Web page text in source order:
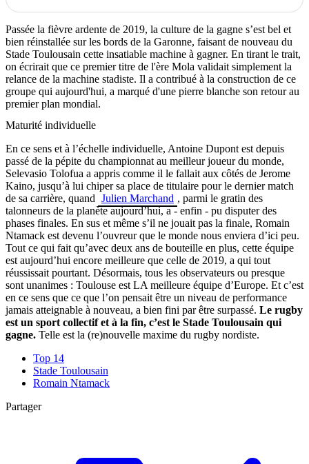
Passée la fièvre ardente de 2019, la culture de la gagne s’est bel et
bien réinstallée sur les bords de la Garonne, faisant de nouveau du
Stade Toulousain cette insatiable machine à gagner. En tirant le trait,
on écrirait que ce premier titre de l'ère Mola validait simplement la
relance de la machine stadiste. Il a contribué à la construction de ce
groupe qui aujourd'hui, a marqué d'une pierre blanche son retour au
premier plan mondial.
Maturité individuelle
En ce sens et à l’échelle individuelle, Antoine Dupont est depuis
passé de la pépite du championnat au meilleur joueur du monde,
Selevasio Tolofua a appris comme il le fallait aux côtés de Jerome
Kaino, jusqu’à lui chiper sa place de titulaire pour le dernier match
de sa carrière, quand Julien Marchand , parmi le gratin des
talonneurs de la planète aujourd’hui, a - enfin - pu disputer des
phases finales. En sus et même s’il ne jouait pas la finale, Romain
Ntamack est devenu l’ouvreur que le monde nous enviera d’ici peu.
Tout ce qui fait qu’avec deux ans de bouteille en plus, cette équipe
est aujourd’hui encore meilleure que celle de 2019, a qui tout
réussissait pourtant. Désormais, tous les observateurs ou presque
sont unanimes : Toulouse est LA meilleure équipe d’Europe. Et c’est
en ce sens que ce que l’on pensait être un niveau de performance
jamais atteignable à nouveau, a bien fini par être surpassé. Le rugby
est un sport collectif et à la fin, c’est le Stade Toulousain qui
gagne. Telle est la (re)nouvelle maxime du rugby nordiste.
Top 14
Stade Toulousain
Romain Ntamack
Partager